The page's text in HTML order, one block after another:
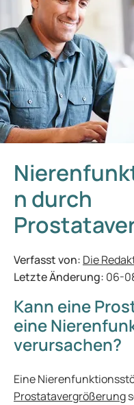
n durch
Verfasst von: Die
Letzte Änderung: 06-
Kann eine
eine
verursachen?
Eine
Prostatavergrößerung